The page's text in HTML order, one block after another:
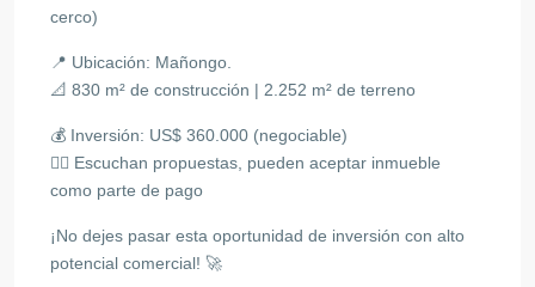
cerco)
📍 Ubicación: Mañongo.
📐 830 m² de construcción | 2.252 m² de terreno
💰 Inversión: US$ 360.000 (negociable)
✍🏻 Escuchan propuestas, pueden aceptar inmueble
como parte de pago
¡No dejes pasar esta oportunidad de inversión con alto
potencial comercial! 🚀